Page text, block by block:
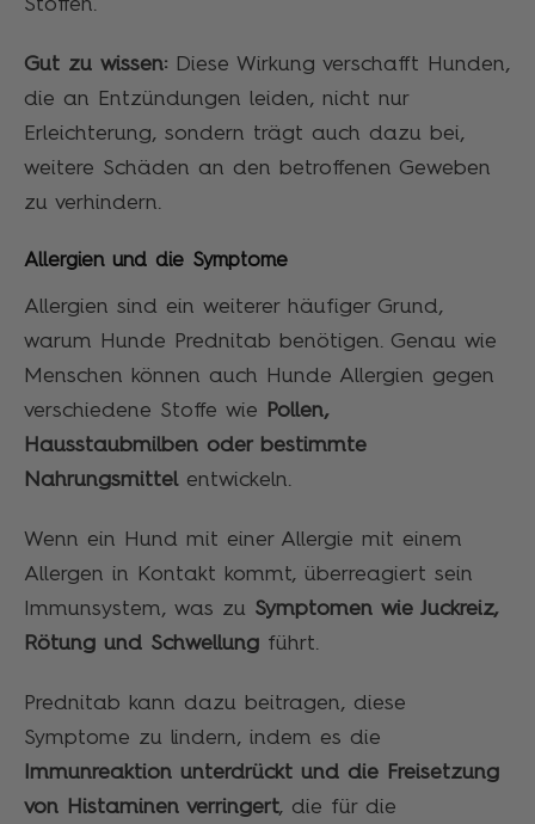
Stoffen.
Gut zu wissen: Diese Wirkung verschafft Hunden,
die an Entzündungen leiden, nicht nur
Erleichterung, sondern trägt auch dazu bei,
weitere Schäden an den betroffenen Geweben
zu verhindern.
Allergien und die Symptome
Allergien sind ein weiterer häufiger Grund,
warum Hunde Prednitab benötigen. Genau wie
Menschen können auch Hunde Allergien gegen
verschiedene Stoffe wie
Pollen,
Hausstaubmilben oder bestimmte
Nahrungsmittelentwickeln.
Wenn ein Hund mit einer Allergie mit einem
Allergen in Kontakt kommt, überreagiert sein
Immunsystem, was zu Symptomen wie Juckreiz,
Rötung und Schwellung führt.
Prednitab kann dazu beitragen, diese
Symptome zu lindern, indem es die
Immunreaktion unterdrückt und die Freisetzung
von Histaminen verringert, die für die